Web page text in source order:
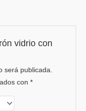
vidrio con
será publicada.
con *